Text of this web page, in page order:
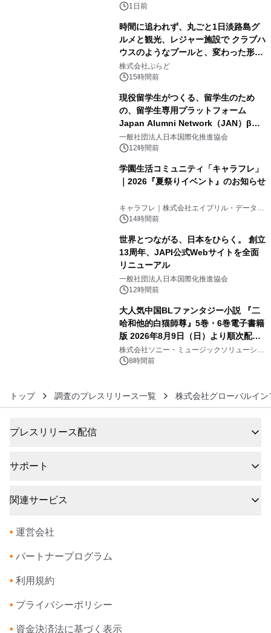
ボグッズも発売決定！
1日前
時間に追われず、丸ごと1日淡路島グ
ルメと観光、レジャー施設で クラブハ
ウスのようなプールと、変わった形の
サウナも 「THE BOXY AWAJI」のお
得な素泊まり連泊プランで
株式会社ぷらど
15時間前
現役留学生がつくる、留学生のため
の、留学生専用プラットフォーム
Japan Alumni Network（JAN）β版
をリリース
一般社団法人日本国際化推進協会
12時間前
学園生活コミュニティ「キャラフレ」
｜2026『夏祭りイベント』のお知らせ
キャラフレ｜株式会社エイプリル・データ・
デザインズ
14時間前
世界とつながる、日本をひらく。 創立
13周年、JAPI公式Webサイトを全面
リニューアル
一般社団法人日本国際化推進協会
12時間前
大人気中国BLファンタジー小説 『二
哈和他的白猫師尊』5巻・6巻電子書籍
版 2026年8月9日（日）より順次配信
開始
株式会社ソニー・ミュージックソリューショ
ンズ8時間前
トップ 調査のプレスリリース一覧 株式会社グローバルイ
プレスリリース配信
サポート
関連サービス
• 運営会社
• パートナープログラム
• 利用規約
• プライバシーポリシー
• 資金決済法に基づく表示